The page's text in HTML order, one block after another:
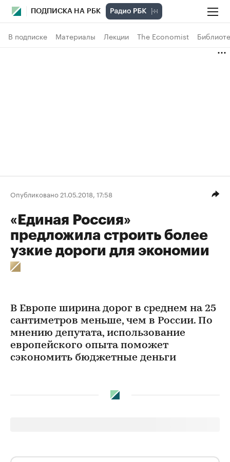
ПОДПИСКА НА РБК
В подписке Материалы Лекции The Economist
Опубликовано 21.05.2018, 17:58
«Единая Россия»
предложила строить более
узкие дороги для экономии
В Европе ширина дорог в среднем на 25
сантиметров меньше, чем в России. По
мнению депутата, использование
европейского опыта поможет
сэкономить бюджетные деньги